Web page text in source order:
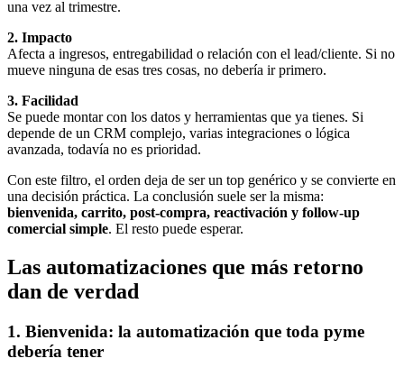
una vez al trimestre.
2. Impacto
Afecta a ingresos, entregabilidad o relación con el lead/cliente. Si no
mueve ninguna de esas tres cosas, no debería ir primero.
3. Facilidad
Se puede montar con los datos y herramientas que ya tienes. Si
depende de un CRM complejo, varias integraciones o lógica
avanzada, todavía no es prioridad.
Con este filtro, el orden deja de ser un top genérico y se convierte en
una decisión práctica. La conclusión suele ser la misma:
bienvenida, carrito, post-compra, reactivación y follow-up
comercial simple. El resto puede esperar.
Las automatizaciones que más retorno
dan de verdad
1. Bienvenida: la automatización que toda pyme
debería tener